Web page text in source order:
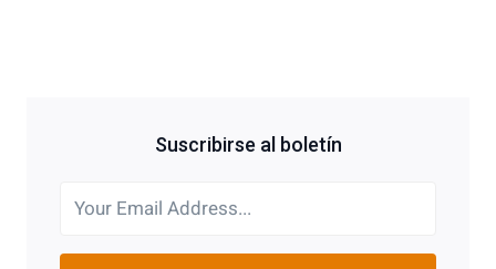
Suscribirse al boletín